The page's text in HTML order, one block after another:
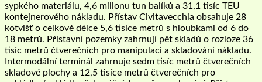
sypkého materiálu, 4,6 milionu tun balíků a 31,1 tisíc TEU
kontejnerového nákladu. Přístav Civitavecchia obsahuje 28
kotvišť o celkové délce 5,6 tisíce metrů s hloubkami od 6 do
18 metrů. Přístavní pozemky zahrnují pět skladů o rozloze 36
tisíc metrů čtverečních pro manipulaci a skladování nákladu.
Intermodální terminál zahrnuje sedm tisíc metrů čtverečních
skladové plochy a 12,5 tisíce metrů čtverečních pro